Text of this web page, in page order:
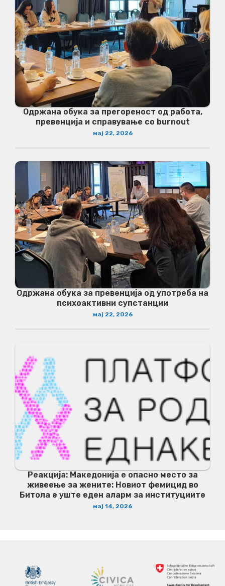
Одржана обука за прегореност од работа,
превенција и справување со burnout
мај 22, 2026
Одржана обука за превенција од употреба на
психоактивни супстанции
мај 22, 2026
Реакција: Македонија е опасно место за
живеење за жените: Новиот фемицид во
Битола е уште еден аларм за институциите
мај 14, 2026